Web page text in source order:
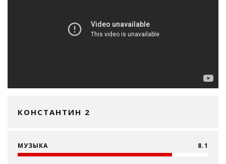
КОНСТАНТИН 2
МУЗЫКА 8.1